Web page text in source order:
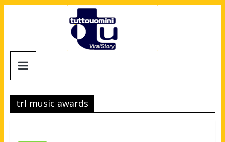
Tuttouomini
Tv,
Cinema,
trl music awards